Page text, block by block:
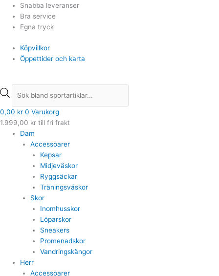
Hoppa
innehåll
Snabba leveranser
Bra service
Egna tryck
Köpvillkor
Öppettider och karta
Products
search
0,00 kr 0 Varukorg
1.999,00 kr till fri frakt
Dam
Accessoarer
Kepsar
Midjeväskor
Ryggsäckar
Träningsväskor
Skor
Inomhusskor
Löparskor
Sneakers
Promenadskor
Vandringskängor
Herr
Accessoarer
Products
search
Det
ursprungliga
priset
1.899,00 kr.
Det
Det
ursprungliga
priset
1.499,00 kr.
Det